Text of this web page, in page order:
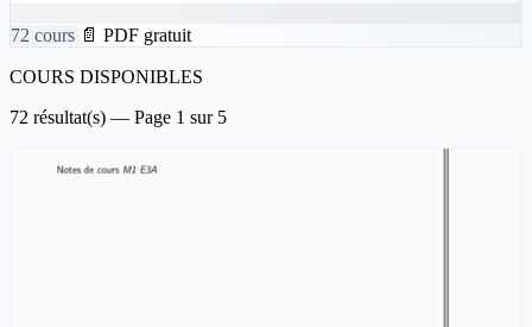
72 cours 📄 PDF gratuit
COURS DISPONIBLES
72 résultat(s) — Page 1 sur 5